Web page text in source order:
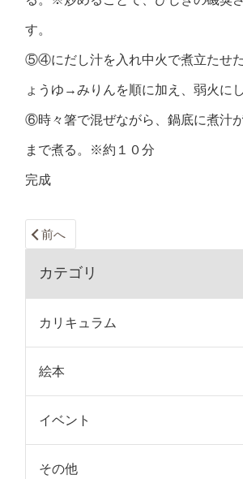
す。
⑤④にだし汁を入れ中火で煮立たせ
ょうゆ→みりんを順に加え、弱火にし
⑥時々箸で混ぜながら、鍋底に煮汁
まで煮る。※約１０分
完成
前へ
カテゴリ
カリキュラム
絵本
イベント
その他